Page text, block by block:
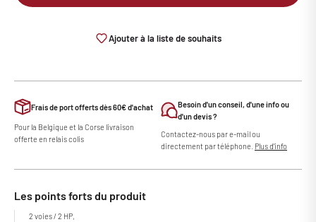
Ajouter à la liste de souhaits
Frais de port offerts dès 60€ d'achat
Pour la Belgique et la Corse livraison
offerte en relais colis
Besoin d'un conseil, d'une info ou
d'un devis ?
Contactez-nous par e-mail ou
directement par téléphone. Plus d'info
Les points forts du produit
2 voies / 2 HP,